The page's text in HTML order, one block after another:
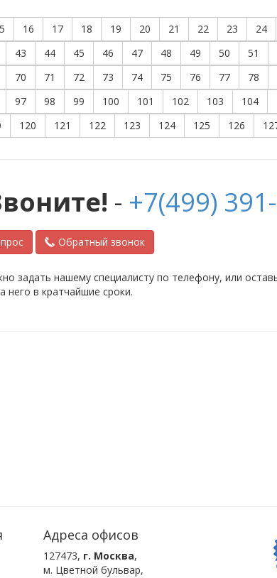
16 17 18 19 20 21 22 23 24
43 44 45 46 47 48 49 50 51
70 71 72 73 74 75 76 77 78
97 98 99 100 101 102 103 104
120 121 122 123 124 125 126
- +7(499)
Обратный звонок
задать нашему специалисту по телефону, или
него в кратчайшие сроки.
Адреса офисов
127473, г. Москва,
м. Цветной бульвар,